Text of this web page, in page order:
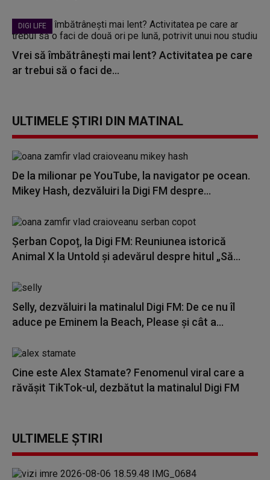
DIGI LIFE
Vrei să îmbătrânești mai lent? Activitatea pe care
ar trebui să o faci de...
ULTIMELE ȘTIRI DIN MATINAL
De la milionar pe YouTube, la navigator pe ocean.
Mikey Hash, dezvăluiri la Digi FM despre...
Șerban Copoț, la Digi FM: Reuniunea istorică
Animal X la Untold și adevărul despre hitul „Să...
Selly, dezvăluiri la matinalul Digi FM: De ce nu îl
aduce pe Eminem la Beach, Please și cât a...
Cine este Alex Stamate? Fenomenul viral care a
răvășit TikTok-ul, dezbătut la matinalul Digi FM
ULTIMELE ȘTIRI